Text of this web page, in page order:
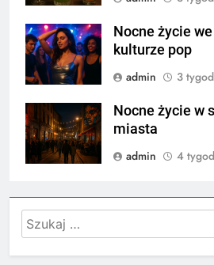
Nocne życie
kulturze pop
admin
3
Nocne życie w
miasta
admin
4
Szukaj: